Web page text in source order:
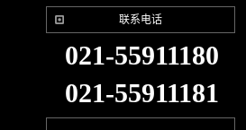
联系电话
021-55911180
021-55911181